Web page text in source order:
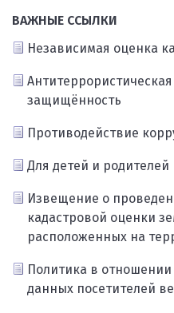
ВАЖНЫЕ ССЫЛКИ
Независимая оценка
защищённость
Противодействие
Для детей и родителей
Извещение о
кадастровой оценки
расположенных на
Политика в
данных посетителей